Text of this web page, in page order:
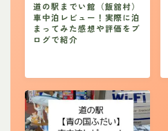
道の駅までい館（飯舘村）
車中泊レビュー！実際に泊
まってみた感想や評価をブ
ログで紹介